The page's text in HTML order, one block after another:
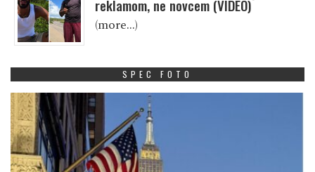
reklamom, ne novcem (VIDEO)
(more…)
SPEC FOTO